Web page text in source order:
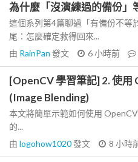
為什麼「沒演練過的備份」
這個系列第4篇聊過「有備份不等
尾：怎麼確定救得回來...
由 RainPan 發文 6 小時前
[OpenCV 學習筆記] 2. 使用
(Image Blending)
本文將簡單示範如何使用
的...
由 logohow1020發文 8 小時